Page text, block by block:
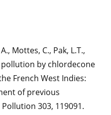
Mottes, C., Pak, L.T.,
pollution by chlordecone
French West Indies:
of previous
303, 119091.